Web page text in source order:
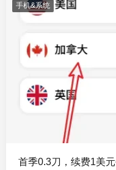
手机&系统
首季0.3刀，续费1美